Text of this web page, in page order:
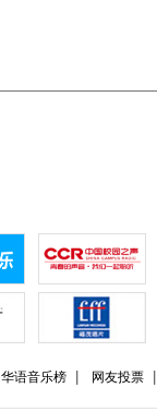
华语音乐榜 网友投票